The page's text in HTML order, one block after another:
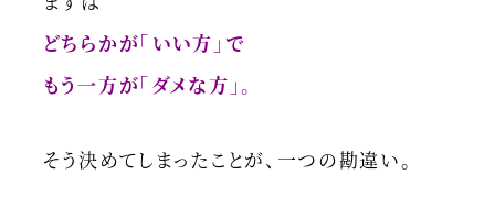
どちらかが「いい方」で
もう一方が「ダメな方」。
そう決めてしまったことが、一つの勘違い。